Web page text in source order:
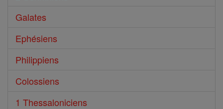
Galates
Ephésiens
Philippiens
Colossiens
1 Thessaloniciens